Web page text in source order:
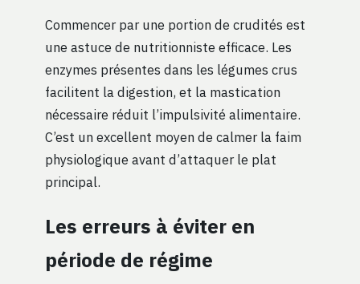
Commencer par une portion de crudités est
une astuce de nutritionniste efficace. Les
enzymes présentes dans les légumes crus
facilitent la digestion, et la mastication
nécessaire réduit l’impulsivité alimentaire.
C’est un excellent moyen de calmer la faim
physiologique avant d’attaquer le plat
principal.
Les erreurs à éviter en
période de régime